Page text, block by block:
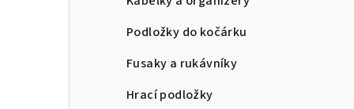
Podložky do kočárku
Fusaky a rukávníky
Hrací podložky